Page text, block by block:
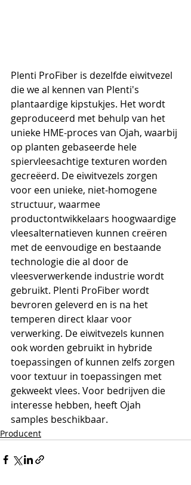
Plenti ProFiber is dezelfde eiwitvezel
die we al kennen van Plenti's
plantaardige kipstukjes. Het wordt
geproduceerd met behulp van het
unieke HME-proces van Ojah, waarbij
op planten gebaseerde hele
spiervleesachtige texturen worden
gecreëerd. De eiwitvezels zorgen
voor een unieke, niet-homogene
structuur, waarmee
productontwikkelaars hoogwaardige
vleesalternatieven kunnen creëren
met de eenvoudige en bestaande
technologie die al door de
vleesverwerkende industrie wordt
gebruikt. Plenti ProFiber wordt
bevroren geleverd en is na het
temperen direct klaar voor
verwerking. De eiwitvezels kunnen
ook worden gebruikt in hybride
toepassingen of kunnen zelfs zorgen
voor textuur in toepassingen met
gekweekt vlees. Voor bedrijven die
interesse hebben, heeft Ojah
samples beschikbaar.
Producent